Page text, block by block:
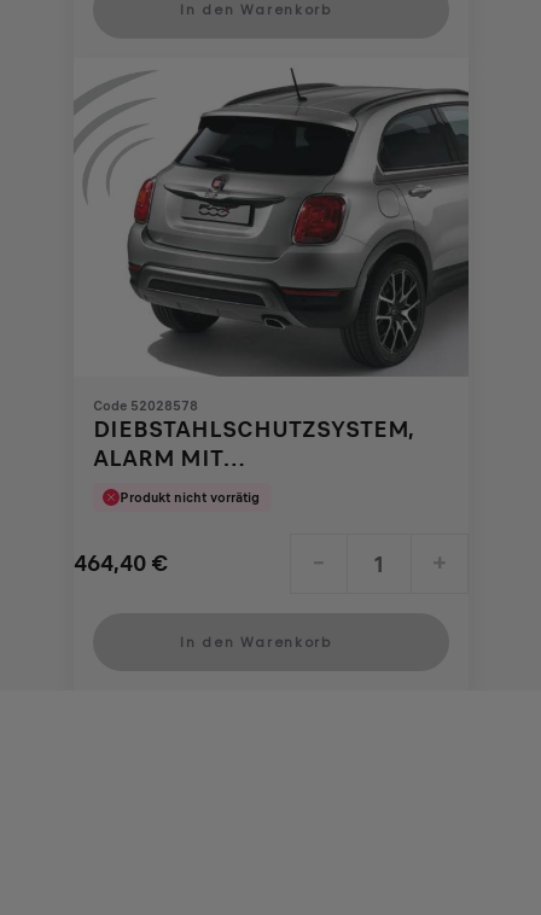
In den Warenkorb
Code 52028578
DIEBSTAHLSCHUTZSYSTEM,
ALARM MIT
BEWEGUNGSMELDERN
Produkt nicht vorrätig
464,40 € - +
In den Warenkorb